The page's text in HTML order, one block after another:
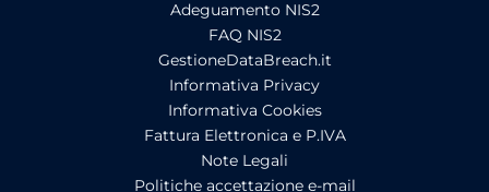
Adeguamento NIS2
FAQ NIS2
GestioneDataBreach.it
Informativa Privacy
Informativa Cookies
Fattura Elettronica e P.IVA
Note Legali
Politiche accettazione e-mail